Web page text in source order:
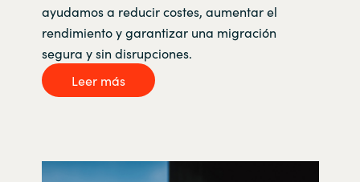
ayudamos a reducir costes, aumentar el
rendimiento y garantizar una migración
segura y sin disrupciones.
Leer más